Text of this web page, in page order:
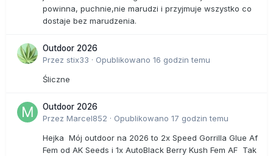
powinna, puchnie,nie marudzi i przyjmuje wszystko co
dostaje bez marudzenia.
Outdoor 2026
Przez stix33 · Opublikowano 16 godzin temu
Śliczne
Outdoor 2026
Przez Marcel852 · Opublikowano 17 godzin temu
Hejka Mój outdoor na 2026 to 2x Speed Gorrilla Glue Af
Fem od AK Seeds i 1x AutoBlack Berry Kush Fem AF Tak